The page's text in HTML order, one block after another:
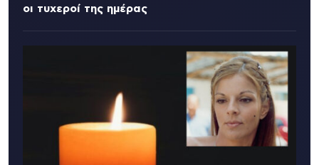
οι τυχεροί της ημέρας